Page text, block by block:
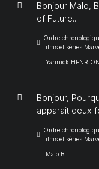
Bonjour Malo,
of Future...
Ordre
films et séries
Yannick HENRION
Bonjour,
apparait deux
Ordre
films et séries
Malo B